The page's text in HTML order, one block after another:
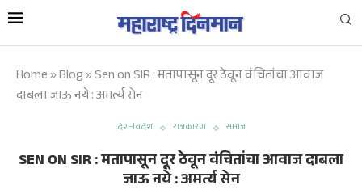
Home»Blog»Sen on SIR : मतापासून दूर ठेवून वंचितांचा आवाज
दाबला जाऊ नये : अमर्त्य सेन
देश-विदेश राजकारण समाज
SEN ON SIR : मतापासून दूर ठेवून वंचितांचा आवाज दाबला
जाऊ नये : अमर्त्य सेन